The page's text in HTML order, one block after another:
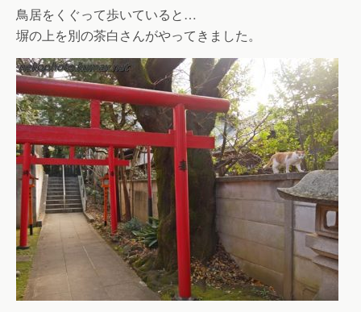
鳥居をくぐって歩いていると…
塀の上を別の茶白さんがやってきました。